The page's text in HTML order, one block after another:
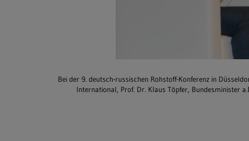
Bei der 9. deutsch-russischen Rohstoff-Konferenz in
International, Prof. Dr. Klaus Töpfer, Bundesminister